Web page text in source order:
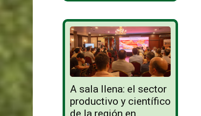
A sala llena: el sector
productivo y científico